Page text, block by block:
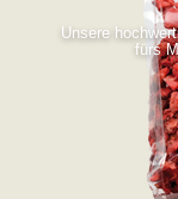
Unsere
fürs